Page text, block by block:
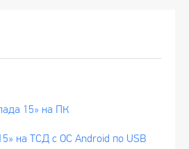
15» на ПК
на ТСД с ОС Android по USB